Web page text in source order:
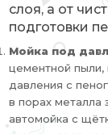
слоя, а от
подготовки
Мойка под
цементной пыли,
давления с
в порах металла
автомойка с